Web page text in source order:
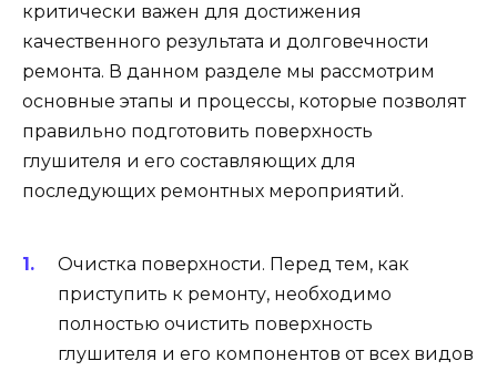
критически важен для достижения
качественного результата и долговечности
ремонта. В данном разделе мы рассмотрим
основные этапы и процессы, которые позволят
правильно подготовить поверхность
глушителя и его составляющих для
последующих ремонтных мероприятий.
Очистка поверхности. Перед тем, как
приступить к ремонту, необходимо
полностью очистить поверхность
глушителя и его компонентов от всех видов